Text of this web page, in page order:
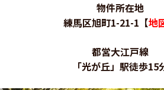
物件所在地
練馬区旭町1-21-1【地
都営大江戸線
「光が丘」駅徒歩15